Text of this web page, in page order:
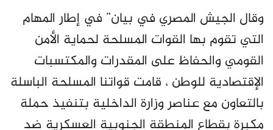
وقال الجيش المصري في بيان” في إطار المهام
التي تقوم بها القوات المسلحة لحماية الأمن
القومي والحفاظ على المقدرات والمكتسبات
الإقتصادية للوطن ، قامت قواتنا المسلحة الباسلة
بالتعاون مع عناصر وزارة الداخلية بتنفيذ حملة
مكبرة بقطاع المنطقة الجنوبية العسكرية ضد